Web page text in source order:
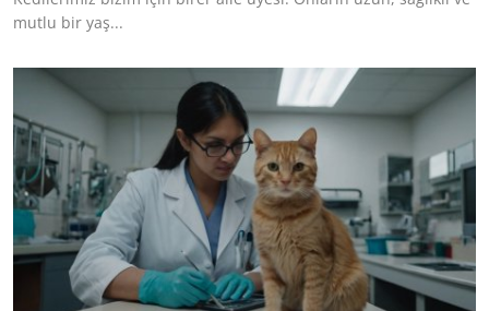
mutlu bir yaş...